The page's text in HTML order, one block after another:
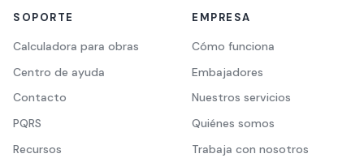
SOPORTE
Calculadora para obras
Centro de ayuda
Contacto
PQRS
Recursos
EMPRESA
Cómo funciona
Embajadores
Nuestros servicios
Quiénes somos
Trabaja con nosotros